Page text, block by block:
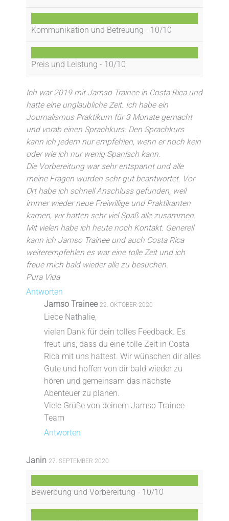
Kommunikation und Betreuung - 10/10
Preis und Leistung - 10/10
Ich war 2019 mit Jamso Trainee in Costa Rica und
hatte eine unglaubliche Zeit. Ich habe ein
Journalismus Praktikum für 3 Monate gemacht
und vorab einen Sprachkurs. Den Sprachkurs
kann ich jedem nur empfehlen, wenn er noch kein
oder wie ich nur wenig Spanisch kann.
Die Vorbereitung war sehr entspannt und alle
meine Fragen wurden sehr gut beantwortet. Vor
Ort habe ich schnell Anschluss gefunden, weil
immer wieder neue Freiwillige und Praktikanten
kamen, wir hatten sehr viel Spaß alle zusammen.
Mit vielen habe ich heute noch Kontakt. Generell
kann ich Jamso Trainee und auch Costa Rica
weiterempfehlen es war eine tolle Zeit und ich
freue mich bald wieder alle zu besuchen.
Pura Vida
Antworten
Jamso Trainee 22. OKTOBER 2020
Liebe Nathalie,
vielen Dank für dein tolles Feedback. Es
freut uns, dass du eine tolle Zeit in Costa
Rica mit uns hattest. Wir wünschen dir alles
Gute und hoffen von dir bald wieder zu
hören und gemeinsam das nächste
Abenteuer zu planen.
Viele Grüße von deinem Jamso Trainee
Team
Antworten
Janin 27. SEPTEMBER 2020
Bewerbung und Vorbereitung - 10/10